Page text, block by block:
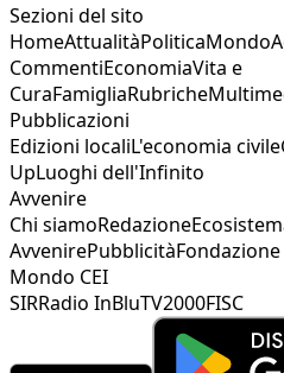
Sezioni del sito
HomeAttualitàPoliticaMondo
CommentiEconomiaVita e
CuraFamigliaRubriche
Pubblicazioni
Edizioni localiL'economia civile
UpLuoghi dell'Infinito
Avvenire
Chi siamoRedazione
AvvenirePubblicità
Mondo CEI
SIRRadio InBluTV2000FISC